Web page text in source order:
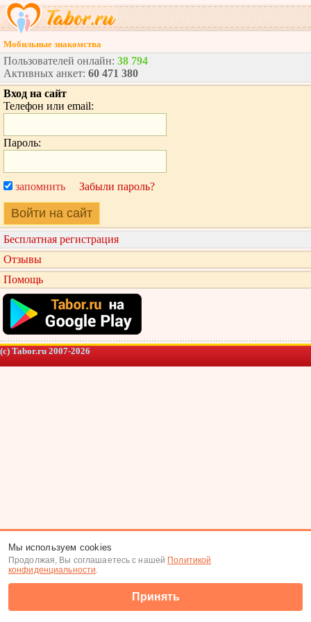
Мобильные знакомства
Пользователей онлайн: 38 794
Активных анкет: 60 471 380
Вход на сайт
Телефон или email:
Пароль:
запомнить Забыли пароль?
Войти на сайт
Бесплатная регистрация
Отзывы
Помощь
(c) Tabor.ru 2007-2026
Мы используем cookies
Продолжая, Вы соглашаетесь с нашей Политикой
конфиденциальности.
Принять